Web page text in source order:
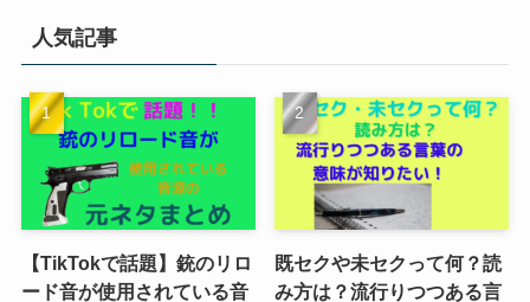
人気記事
【TikTokで話題】銃のリロ
ード音が使用されている音
既セクや未セクって何？読
み方は？流行りつつある言